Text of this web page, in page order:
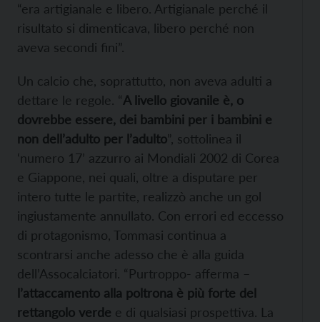
“era artigianale e libero. Artigianale perché il
risultato si dimenticava, libero perché non
aveva secondi fini”.
Un calcio che, soprattutto, non aveva adulti a
dettare le regole. “A livello giovanile è, o
dovrebbe essere, dei bambini per i bambini e
non dell’adulto per l’adulto”, sottolinea il
‘numero 17’ azzurro ai Mondiali 2002 di Corea
e Giappone, nei quali, oltre a disputare per
intero tutte le partite, realizzò anche un gol
ingiustamente annullato. Con errori ed eccesso
di protagonismo, Tommasi continua a
scontrarsi anche adesso che è alla guida
dell’Assocalciatori. “Purtroppo- afferma –
l’attaccamento alla poltrona è più forte del
rettangolo verde e di qualsiasi prospettiva. La